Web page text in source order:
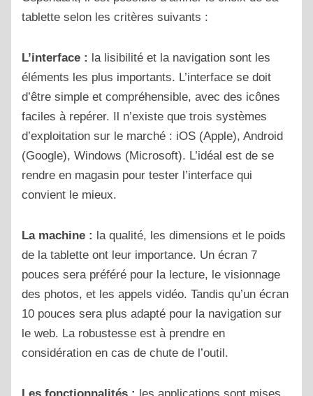
tablette selon les critères suivants :
L’interface : la lisibilité et la navigation sont les
éléments les plus importants. L’interface se doit
d’être simple et compréhensible, avec des icônes
faciles à repérer. Il n’existe que trois systèmes
d’exploitation sur le marché : iOS (Apple), Android
(Google), Windows (Microsoft). L’idéal est de se
rendre en magasin pour tester l’interface qui
convient le mieux.
La machine : la qualité, les dimensions et le poids
de la tablette ont leur importance. Un écran 7
pouces sera préféré pour la lecture, le visionnage
des photos, et les appels vidéo. Tandis qu’un écran
10 pouces sera plus adapté pour la navigation sur
le web. La robustesse est à prendre en
considération en cas de chute de l’outil.